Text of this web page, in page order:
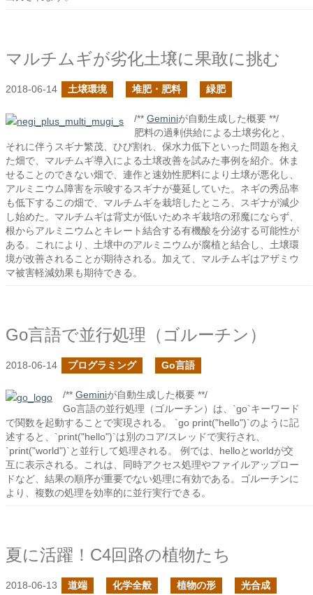
マルチムギが劣化土壌に果敢に挑む
2018-06-14 土壌環境 堆肥・肥料 緑肥
/** Geminiが自動生成した概要 **/
肥料の過剰供給による土壌劣化と、
それに伴うスギナ繁茂、ひび割れ、保水力低下といった問題を抱え
た畑で、マルチムギ導入による土壌改善を試みた事例を紹介。休ま
せることのできない畑で、連作と速効性肥料により土壌が悪化し、
アルミニウム障害を示唆するスギナが蔓延していた。ネギの秀品率
も低下するこの畑で、マルチムギを栽培したところ、スギナが減少
し始めた。マルチムギは背丈が低いためネギ栽培の邪魔にならず、
根からアルミニウムとキレート結合する有機酸を分泌する可能性が
ある。これにより、土壌中のアルミニウムが腐植と結合し、土壌環
境が改善されることが期待される。加えて、マルチムギはアザミウ
マ被害軽減効果も期待できる。
Go言語で並行処理（ゴルーチン）
2018-06-14 プログラミング Go言語
/** Geminiが自動生成した概要 **/
Go言語の並行処理（ゴルーチン）は、`go`キーワード
で関数を起動することで実現される。 `go print("hello")`のように記
述すると、`print("hello")`は別のコア/スレッドで実行され、
`print("world")`と並行して処理される。 例では、helloとworldが交
互に表示される。これは、同時アクセス処理やファイルアップロー
ドなど、結果の順序が重要でない処理に有効である。ゴルーチンに
より、複数の処理を効率的に並行実行できる。
夏に活躍！C4回路の植物たち
2018-06-13 道端 化学全般 植物の形 光合成